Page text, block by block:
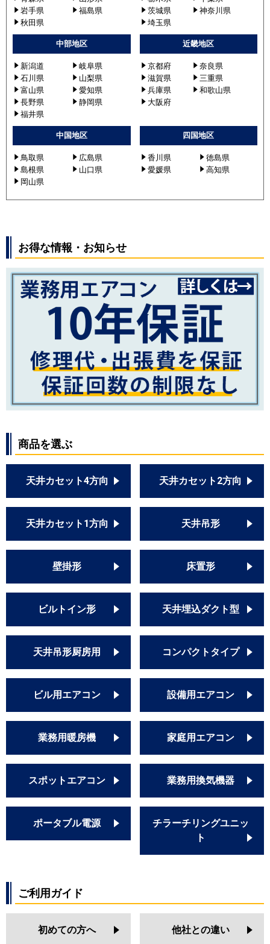
岩手県
福島県
秋田県
茨城県
神奈川県
埼玉県
中部地区
新潟道
岐阜県
石川県
山梨県
富山県
愛知県
長野県
静岡県
福井県
近畿地区
京都府
奈良県
滋賀県
三重県
兵庫県
和歌山県
大阪府
中国地区
鳥取県
広島県
島根県
山口県
岡山県
四国地区
香川県
徳島県
愛媛県
高知県
お得な情報・お知らせ
商品を選ぶ
天井カセット4方向 天井カセット2方向
天井カセット1方向 天井吊形
壁掛形 床置形
ビルトイン形 天井埋込ダクト型
天井吊形厨房用 コンパクトタイプ
ビル用エアコン 設備用エアコン
業務用暖房機 家庭用エアコン
スポットエアコン 業務用換気機器
ポータブル電源
チラーチリングユニッ
ト
ご利用ガイド
初めての方へ 他社との違い